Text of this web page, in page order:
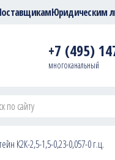
Юридическим
+7 (495)
многоканальный
К2К-2,5-1,5-0,23-0,057-0 г.ц.